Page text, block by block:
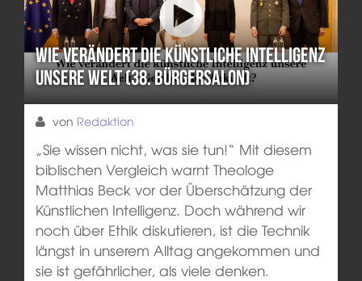
Wie verändert die künstliche Intelligenz
unsere Welt (38. Bürgersalon)
von Redaktion
„Sie wissen nicht, was sie tun!“ Mit diesem
biblischen Vergleich warnt Theologe
Matthias Beck vor der Überschätzung der
Künstlichen Intelligenz. Doch während wir
noch über Ethik diskutieren, ist die Technik
längst in unserem Alltag angekommen und
sie ist gefährlicher, als viele denken.